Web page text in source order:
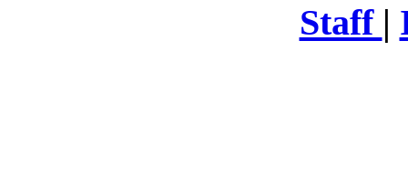
Staff |